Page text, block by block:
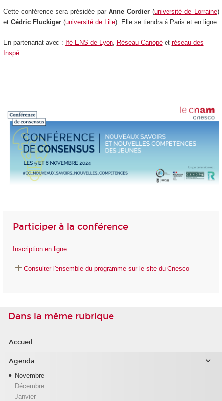
Cette conférence sera présidée parAnne Cordier (université de Lorraine)
et Cédric Fluckiger(université de Lille). Elle se tiendra à Paris et en ligne.
En partenariat avec : Ifé-ENS de Lyon, Réseau Canopéet réseau des
Inspé.
Participer à la conférence
Inscription en ligne
Consulter l'ensemble du programme sur le site du Cnesco
Dans la même rubrique
Accueil
Agenda
Novembre
Décembre
Janvier